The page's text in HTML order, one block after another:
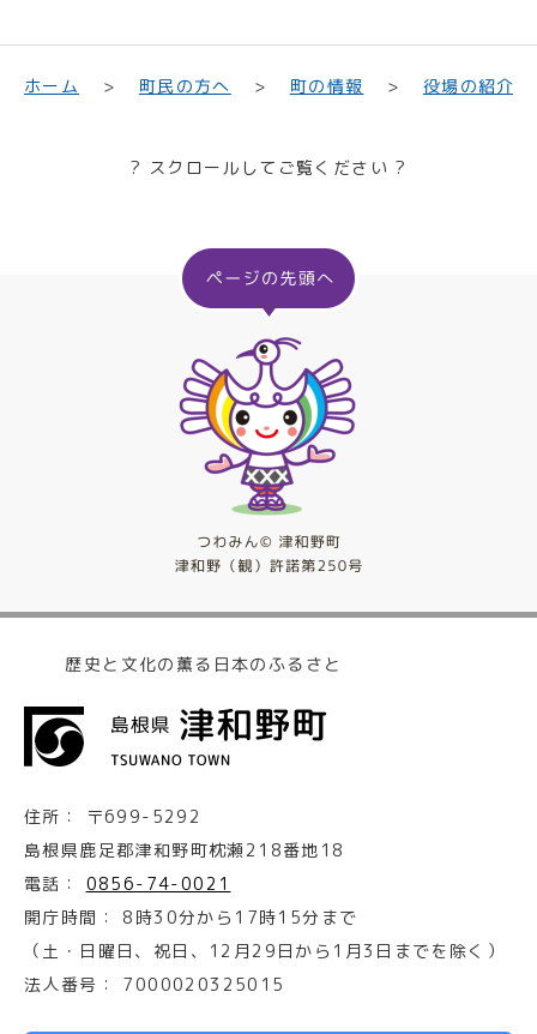
ホーム 町民の方へ 町の情報 役場の紹介
? スクロールしてご覧ください ?
歴史と文化の薫る日本のふるさと
住所：
〒699-5292
島根県鹿足郡津和野町枕瀬218番地18
電話：
0856-74-0021
開庁時間：
8時30分から17時15分まで
（土・日曜日、祝日、12月29日から1月3日までを除く）
法人番号：
7000020325015